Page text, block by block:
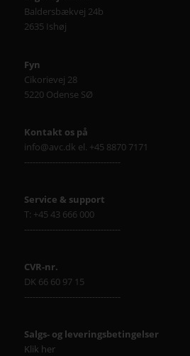
Baldersbækvej 24b
2635 Ishøj
Fyn
Cikorievej 28
5220 Odense SØ
Kontakt os på
info@avc.dk el. +45 8870 7171
----------------------------------
Service & support
T: +45 43 666 000
----------------------------------
CVR-nr.
DK 66 60 97 15
----------------------------------
Salgs- og leveringsbetingelser
Klik her